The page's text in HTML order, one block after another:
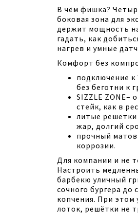
В чём фишка?
боковая зона для
держит мощность
гадать, как
нагрев и умные
Комфорт без
подключение
без беготни к
SIZZLE ZONE–
стейк, как в
литые
жар, долгий
прочный
коррозии.
Для компании и не
Настроить
барбекю уличный
сочного бургера
копчения. При этом
лоток, решётки не